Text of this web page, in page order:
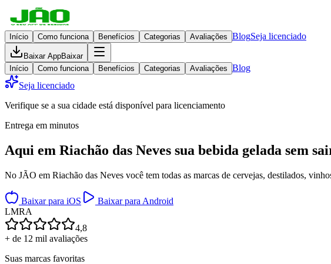
Início Como funciona Benefícios Categorias Avaliações BlogSeja licenciado
Baixar AppBaixar
Início
Como funciona Benefícios Categorias Avaliações Blog
Seja licenciado
Verifique se a sua cidade está disponível para licenciamento
Entrega em minutos
Aqui em Riachão das Neves sua bebida gelada sem
No JÃO em Riachão das Neves você tem todas as marcas de cervejas, destilados,
Baixar para iOS
Baixar para Android
LMRA
4,8
+ de 12 mil avaliações
Suas marcas favoritas